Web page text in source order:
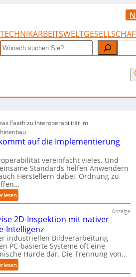
TECHNIKARBEITSWELT
Search
Faath zu Interoperabilität im
auf die Implementierung
vereinfacht vieles. Und
Standards helfen Anwendern
Herstellern dabei, Ordnung zu
:
„
s
k
o
m
m
t
a
Anzeige
2D-Inspektion mit nativer
Intelligenz
industriellen Bildverarbeitung
PC-basierte Systeme oft eine
Hürde dar. Die Trennung von…
:
P